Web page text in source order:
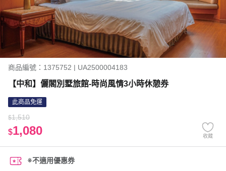
商品編號：1375752 | UA2500004183
【中和】儷閣別墅旅館-時尚風情3小時休憩券
此商品免運
$1,510
$1,080 收藏
※不適用優惠券